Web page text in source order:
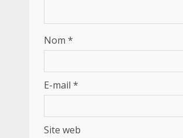
Nom *
E-mail *
Site web